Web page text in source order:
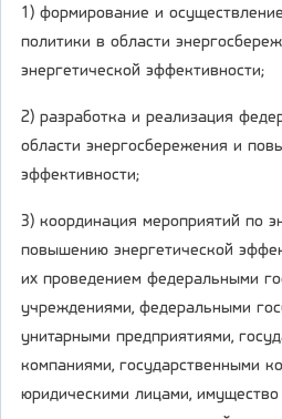
1) формирование и
политики в области
энергетической эффективности;
2) разработка и реализация
области энергосбережения и
эффективности;
3) координация мероприятий по
повышению энергетической
их проведением федеральными
учреждениями, федеральными
унитарными предприятиями,
компаниями, государственными
юридическими лицами,